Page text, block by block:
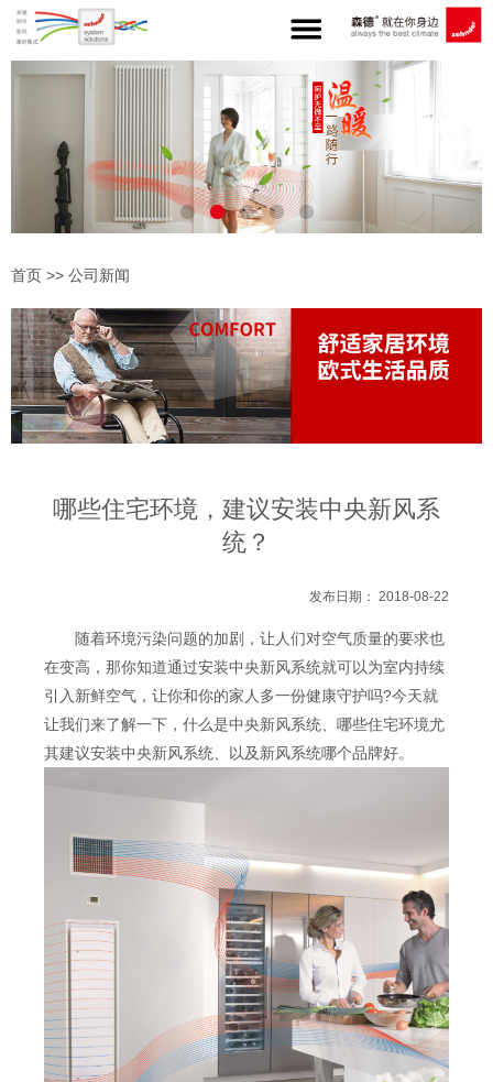
首页 >> 公司新闻
哪些住宅环境，建议安装中央新风系
统？
发布日期： 2018-08-22
随着环境污染问题的加剧，让人们对空气质量的要求也
在变高，那你知道通过安装中央新风系统就可以为室内持续
引入新鲜空气，让你和你的家人多一份健康守护吗?今天就
让我们来了解一下，什么是中央新风系统、哪些住宅环境尤
其建议安装中央新风系统、以及新风系统哪个品牌好。